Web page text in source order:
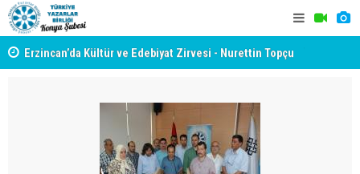
Erzincan’da Kültür ve Edebiyat Zirvesi - Nurettin Topçu